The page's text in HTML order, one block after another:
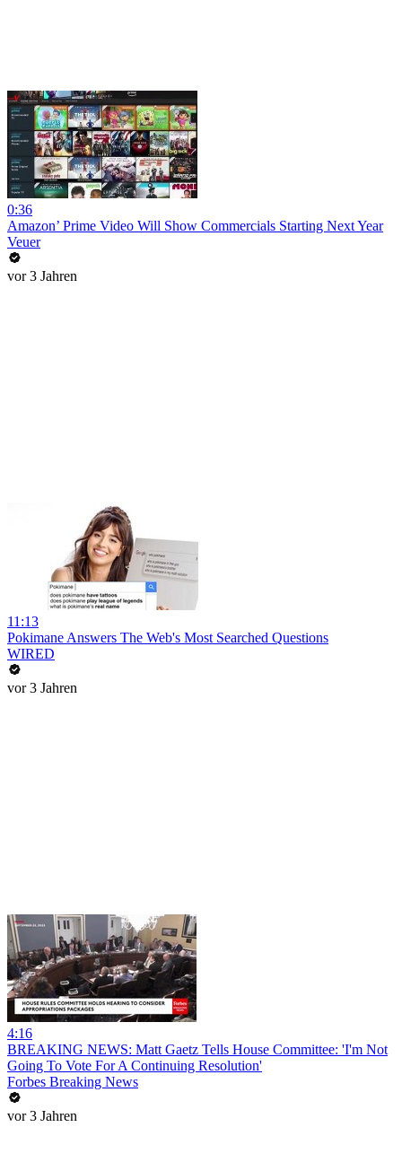
0:36
Amazon’ Prime Video Will Show Commercials Starting Next Year
Veuer
vor 3 Jahren
11:13
Pokimane Answers The Web's Most Searched Questions
WIRED
vor 3 Jahren
4:16
BREAKING NEWS: Matt Gaetz Tells House Committee: 'I'm Not
Going To Vote For A Continuing Resolution'
Forbes Breaking News
vor 3 Jahren